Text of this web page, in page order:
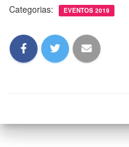
Categorias: EVENTOS 2019